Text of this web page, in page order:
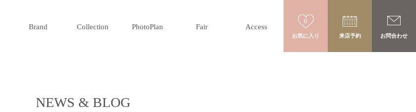
Brand Collection PhotoPlan Fair Access
0
お気に入り 来店予約 お問合わせ
NEWS & BLOG